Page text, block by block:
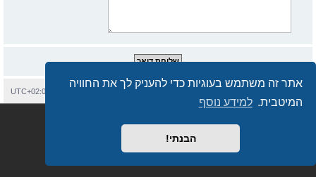
אתר זה משתמש בעוגיות כדי להעניק לך את החוויה
המיטבית. למידע נוסף
הבנתי!
UTC+02:00 מחיקת עוגיות
Revolution style by
מבוסס עלphpBB.co.il - פורומים בעברית . © 2017 - phpBB.co.il.